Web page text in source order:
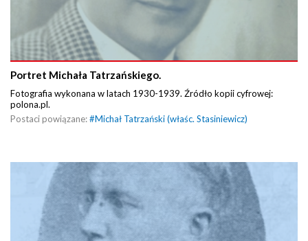
Portret Michała Tatrzańskiego.
Fotografia wykonana w latach 1930-1939. Źródło kopii cyfrowej:
polona.pl.
Postaci powiązane:#Michał Tatrzański (właśc. Stasiniewicz)